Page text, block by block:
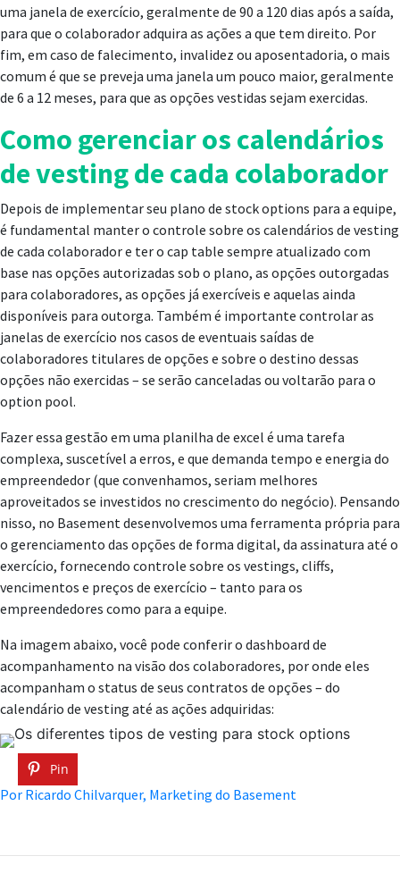
uma janela de exercício, geralmente de 90 a 120 dias após a saída,
para que o colaborador adquira as ações a que tem direito. Por
fim, em caso de falecimento, invalidez ou aposentadoria, o mais
comum é que se preveja uma janela um pouco maior, geralmente
de 6 a 12 meses, para que as opções vestidas sejam exercidas.
Como gerenciar os calendários
de vesting de cada colaborador
Depois de implementar seu plano de stock options para a equipe,
é fundamental manter o controle sobre os calendários de vesting
de cada colaborador e ter o cap table sempre atualizado com
base nas opções autorizadas sob o plano, as opções outorgadas
para colaboradores, as opções já exercíveis e aquelas ainda
disponíveis para outorga. Também é importante controlar as
janelas de exercício nos casos de eventuais saídas de
colaboradores titulares de opções e sobre o destino dessas
opções não exercidas – se serão canceladas ou voltarão para o
option pool.
Fazer essa gestão em uma planilha de excel é uma tarefa
complexa, suscetível a erros, e que demanda tempo e energia do
empreendedor (que convenhamos, seriam melhores
aproveitados se investidos no crescimento do negócio). Pensando
nisso, no Basement desenvolvemos uma ferramenta própria para
o gerenciamento das opções de forma digital, da assinatura até o
exercício, fornecendo controle sobre os vestings, cliffs,
vencimentos e preços de exercício – tanto para os
empreendedores como para a equipe.
Na imagem abaixo, você pode conferir o dashboard de
acompanhamento na visão dos colaboradores, por onde eles
acompanham o status de seus contratos de opções – do
calendário de vesting até as ações adquiridas:
Pin
Por Ricardo Chilvarquer, Marketing do Basement